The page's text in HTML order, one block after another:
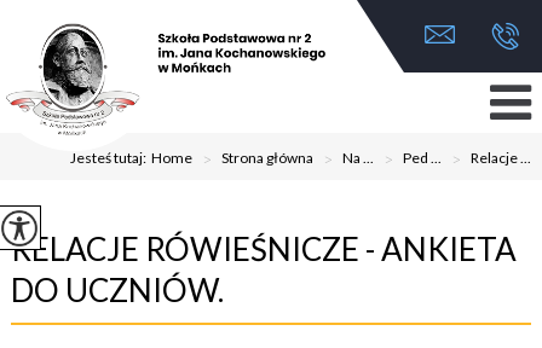
Jesteś tutaj:Home > Strona główna > Na ... > Ped ... > Relacje ...
RELACJE RÓWIEŚNICZE - ANKIETA
DO UCZNIÓW.